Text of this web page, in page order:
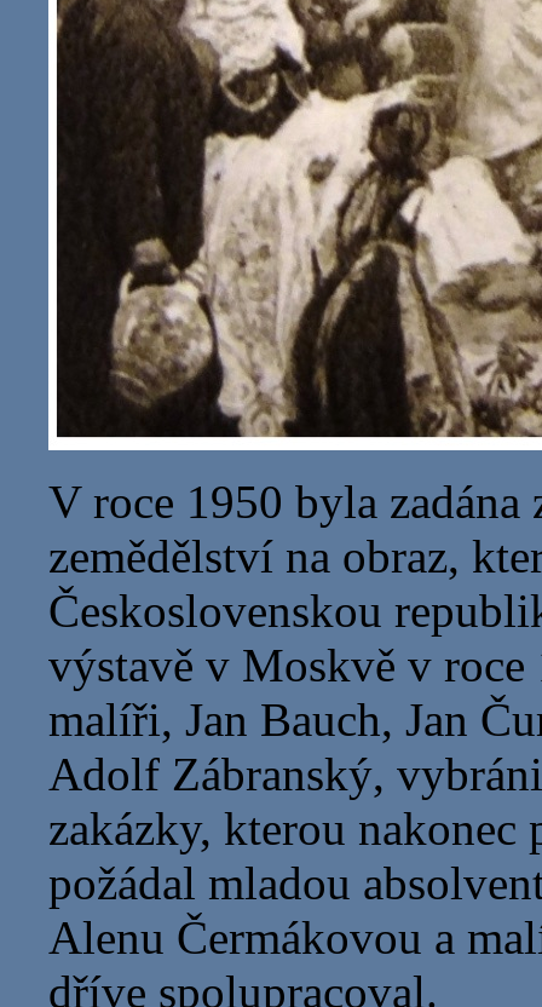
V roce 1950 byla
zemědělství na obraz,
Československou
výstavě v Moskvě v
malíři, Jan Bauch, Jan
Adolf Zábranský,
zakázky, kterou
požádal mladou
Alenu Čermákovou a
dříve spolupracoval.